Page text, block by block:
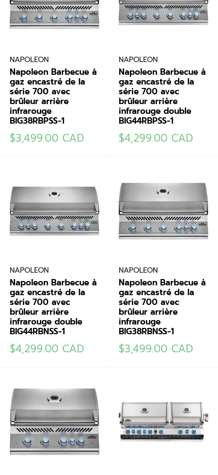
NAPOLEON
Napoleon Barbecue à
gaz encastré de la
série 700 avec
brûleur arrière
infrarouge
BIG38RBPSS-1
Prix
réduit
$3,499.00 CAD
NAPOLEON
Napoleon Barbecue à
gaz encastré de la
série 700 avec
brûleur arrière
infrarouge double
BIG44RBPSS-1
Prix
réduit
$4,299.00 CAD
NAPOLEON
Napoleon Barbecue à
gaz encastré de la
série 700 avec
brûleur arrière
infrarouge double
BIG44RBNSS-1
Prix
réduit
$4,299.00 CAD
NAPOLEON
Napoleon Barbecue à
gaz encastré de la
série 700 avec
brûleur arrière
infrarouge
BIG38RBNSS-1
Prix
réduit
$3,499.00 CAD